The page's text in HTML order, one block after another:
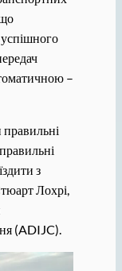
успішного
–
з
Лохрі,
(ADIJC).